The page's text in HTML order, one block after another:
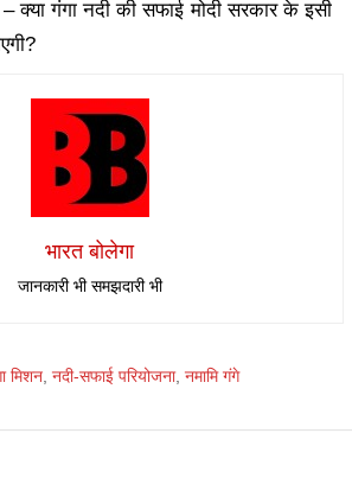
क्या गंगा नदी की सफाई मोदी सरकार के इसी
भारत बोलेगा
जानकारी भी समझदारी भी
मिशन, नदी-सफाई परियोजना, नमामि गंगे